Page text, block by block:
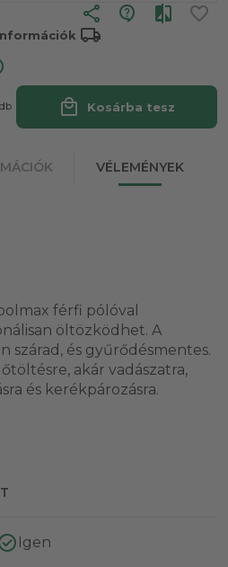
share
local_shipping
db local_mall Kosárba tesz
VÉLEMÉNYEK
férfi pólóval
öltözködhet. A
szárad, és gyűrődésmentes.
akár vadászatra,
és kerékpározásra.
Igen